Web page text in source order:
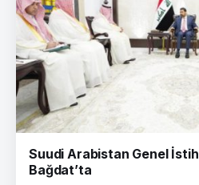
Suudi Arabistan Genel
Bağdat’ta